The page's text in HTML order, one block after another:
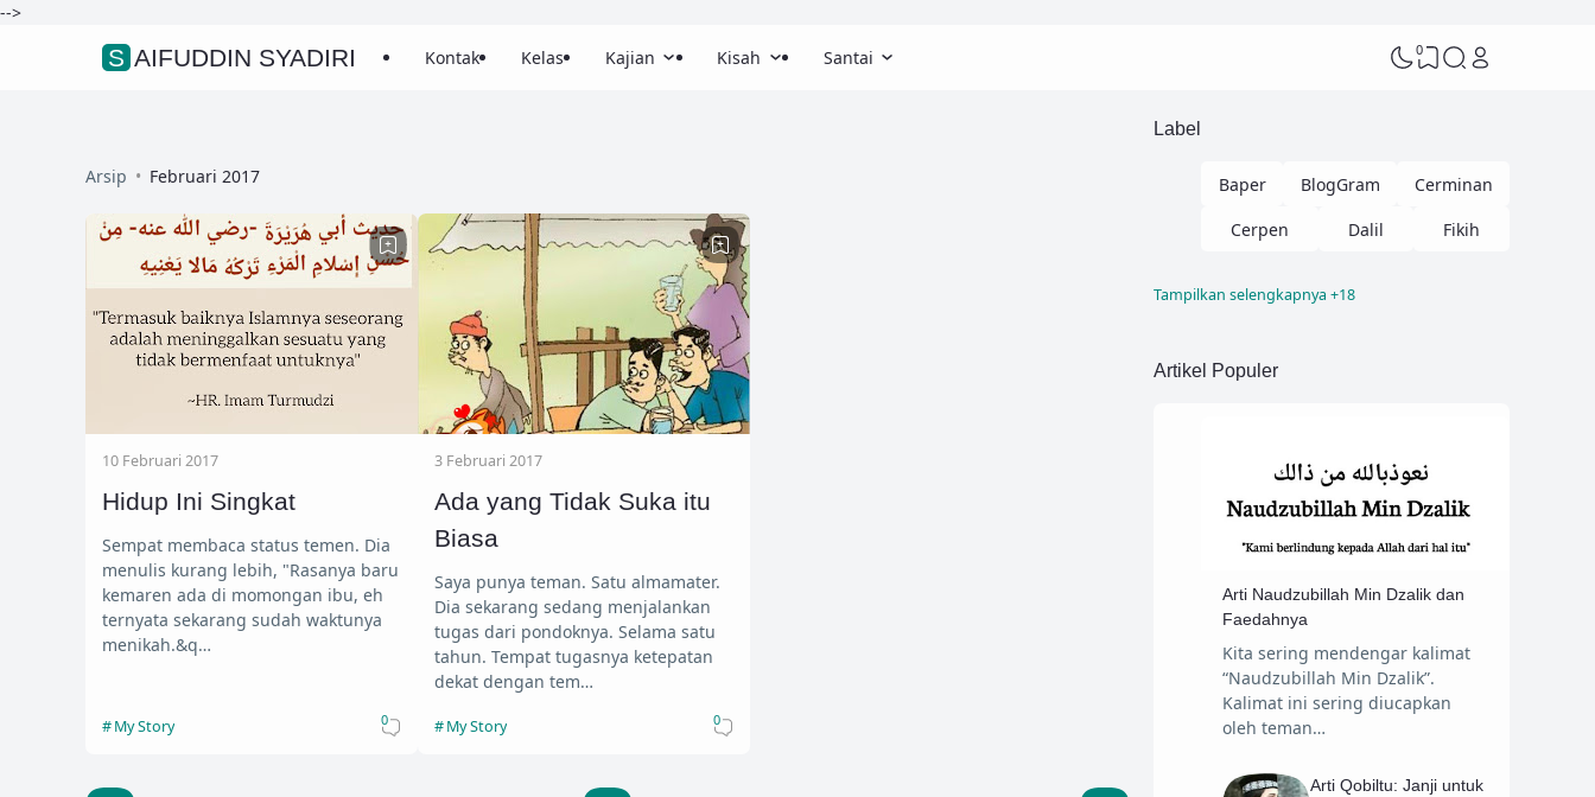
-->
SAIFUDDIN SYADIRI Kontak Kelas Kajian Kisah Santai 0
Arsip Februari 2017
10 Februari 2017
Hidup Ini Singkat
Sempat membaca status temen. Dia
menulis kurang lebih, "Rasanya baru
kemaren ada di momongan ibu, eh
ternyata sekarang sudah waktunya
menikah.&q…
My Story 0
3 Februari 2017
Ada yang Tidak Suka itu
Biasa
Saya punya teman. Satu almamater.
Dia sekarang sedang menjalankan
tugas dari pondoknya. Selama satu
tahun. Tempat tugasnya ketepatan
dekat dengan tem…
My Story 0
Label
Baper BlogGram
Cerminan
Cerpen
Dalil Fikih
Fikih Nikah
Motivasi
My Story
Tampilkan selengkapnya +18
Artikel Populer
Arti Naudzubillah Min Dzalik dan
Faedahnya
Kita sering mendengar kalimat
“Naudzubillah Min Dzalik”.
Kalimat ini sering diucapkan
oleh teman…
Arti Qobiltu: Janji untuk